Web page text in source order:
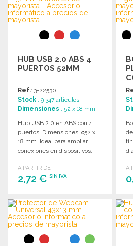
Solicitar un presupuesto
HUB USB 2.0 ABS 4
PUERTOS 52MM
Ref.13-22530
Stock : 9 347 artículos
Dimensiones : 52 x 18 mm
Hub USB 2.0 en ABS con 4
puertos. Dimensiones: ø52 x
18 mm. Ideal para ampliar
conexiones en dispositivos.
A PARTIR DE
2,72 € SIN IVA
PEDIR
Solicitar un presupuesto
A